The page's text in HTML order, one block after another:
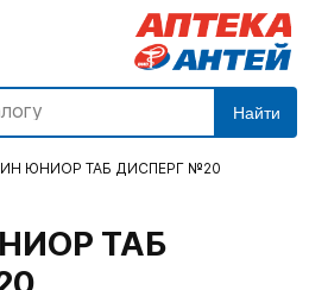
Найти
ЮНИОР ТАБ ДИСПЕРГ №20
ТАБ